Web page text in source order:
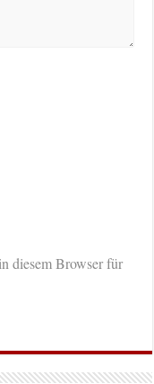
diesem Browser für